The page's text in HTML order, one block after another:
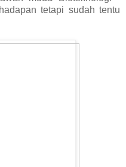
tetapi sudah tentu